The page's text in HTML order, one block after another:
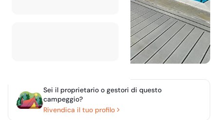
Sei il proprietario o gestori di questo
campeggio?
Rivendica il tuo profilo